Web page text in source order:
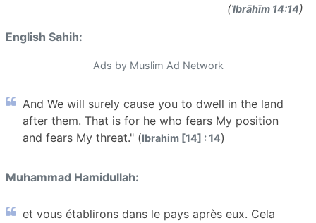
(ʾIbrāhīm 14:14)
English Sahih:
Ads by Muslim Ad Network
And We will surely cause you to dwell in the land
after them. That is for he who fears My position
and fears My threat." (Ibrahim [14] : 14)
Muhammad Hamidullah:
et vous établirons dans le pays après eux. Cela